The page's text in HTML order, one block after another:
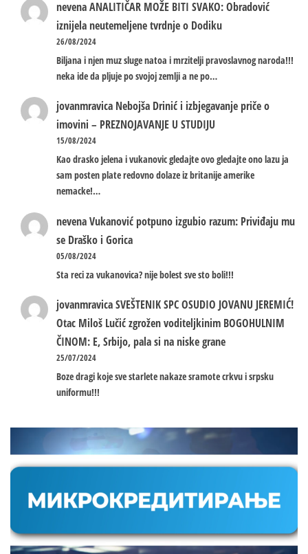
nevenaANALITIČAR MOŽE BITI SVAKO: Obradović
iznijela neutemeljene tvrdnje o Dodiku
26/08/2024
Biljana i njen muz sluge natoa i mrzitelji pravoslavnog naroda!!!
neka ide da pljuje po svojoj zemlji a ne po…
jovanmravica Nebojša Drinić i izbjegavanje priče o
imovini – PREZNOJAVANJE U STUDIJU
15/08/2024
Kao drasko jelena i vukanovic gledajte ovo gledajte ono lazu ja
sam posten plate redovno dolaze iz britanije amerike
nemacke!…
nevenaVukanović potpuno izgubio razum: Priviđaju mu
se Draško i Gorica
05/08/2024
Sta reci za vukanovica? nije bolest sve sto boli!!!
jovanmravicaSVEŠTENIK SPC OSUDIO JOVANU JEREMIĆ!
Otac Miloš Lučić zgrožen voditeljkinim BOGOHULNIM
ČINOM: E, Srbijo, pala si na niske grane
25/07/2024
Boze dragi koje sve starlete nakaze sramote crkvu i srpsku
uniformu!!!